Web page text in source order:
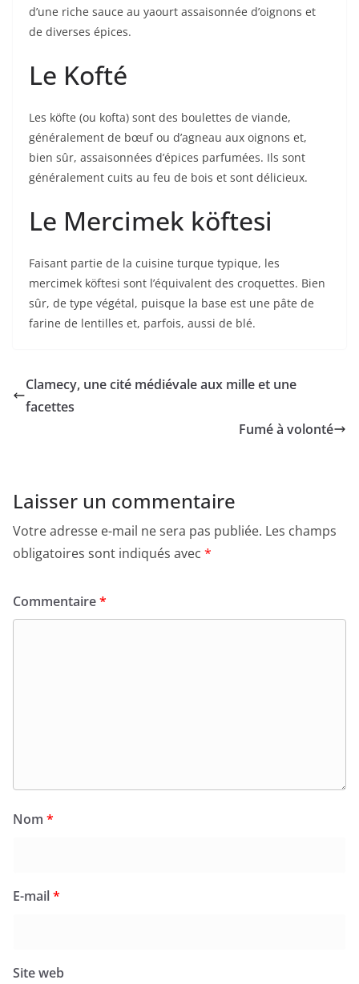
d’une riche sauce au yaourt assaisonnée d’oignons et
de diverses épices.
Le Kofté
Les köfte (ou kofta) sont des boulettes de viande,
généralement de bœuf ou d’agneau aux oignons et,
bien sûr, assaisonnées d’épices parfumées. Ils sont
généralement cuits au feu de bois et sont délicieux.
Le Mercimek köftesi
Faisant partie de la cuisine turque typique, les
mercimek köftesi sont l’équivalent des croquettes. Bien
sûr, de type végétal, puisque la base est une pâte de
farine de lentilles et, parfois, aussi de blé.
Clamecy, une cité médiévale aux mille et une
facettes
Fumé à volonté
Laisser un commentaire
Votre adresse e-mail ne sera pas publiée. Les champs
obligatoires sont indiqués avec *
Commentaire*
Nom *
E-mail*
Site web